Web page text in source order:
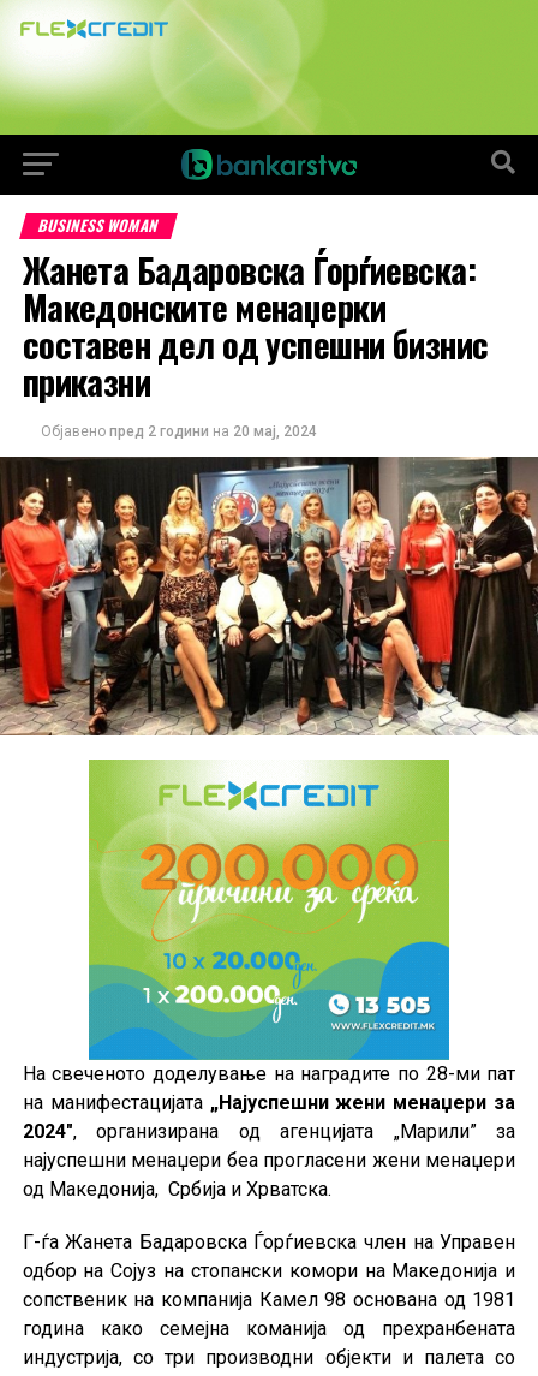
BUSINESS WOMAN
Жанета Бадаровска Ѓорѓиевска:
Македонските менаџерки
составен дел од успешни бизнис
приказни
Објавено пред 2 години на 20 мај, 2024
На свеченото доделување на наградите по 28-ми пат
на манифестацијата „Најуспешни жени менаџери за
2024″, организирана од агенцијата „Марили” за
најуспешни менаџери беа прогласени жени менаџери
од Македонија, Србија и Хрватска.
Г-ѓа Жанета Бадаровска Ѓорѓиевска член на Управен
одбор на Сојуз на стопански комори на Македонија и
сопственик на компанија Камел 98 основана од 1981
година како семејна команија од прехранбената
индустрија, со три производни објекти и палета со